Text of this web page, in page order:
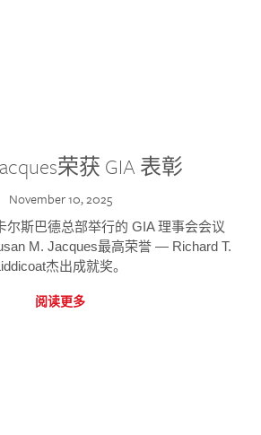
荣获 GIA 表彰
November 10, 2025
尔斯巴德总部举行的 GIA 理事会会议
M. Jacques最高荣誉 — Richard T.
杰出成就奖。
阅读更多